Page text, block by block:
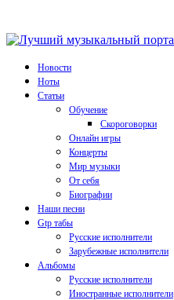
Новости
Ноты
Статьи
Обучение
Скороговорки
Онлайн игры
Концерты
Мир музыки
От себя
Биографии
Наши песни
Gtp табы
Русские исполнители
Зарубежные исполнители
Альбомы
Русские исполнители
Иностранные исполнители